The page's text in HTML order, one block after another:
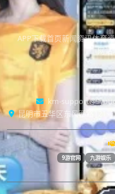
APP下载首页新闻资讯体育
网站
km-
昆明市五华区东风西路121
9游官网 九游娱乐